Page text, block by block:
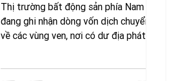
Thị trường bất động sản phía Nam
đang ghi nhận dòng vốn dịch chuyển
về các vùng ven, nơi có dư địa phát